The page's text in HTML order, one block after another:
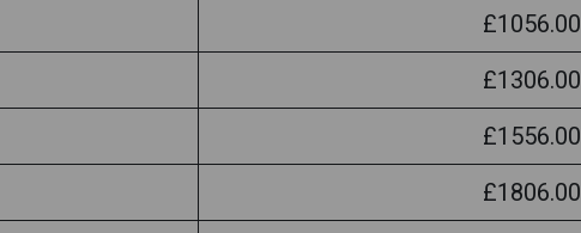
£1056.00
£1306.00
£1556.00
£1806.00